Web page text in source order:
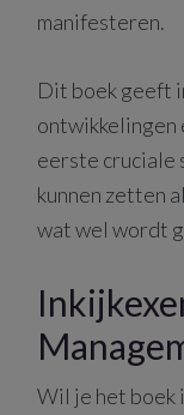
manifesteren.
Dit boek geeft
ontwikkelingen
eerste cruciale
kunnen zetten
wat wel wordt
Wil je het boek